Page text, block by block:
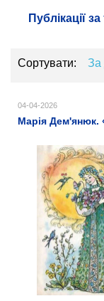
Публікації
Сортувати: За
04-04-2026
Марія Дем'янюк.